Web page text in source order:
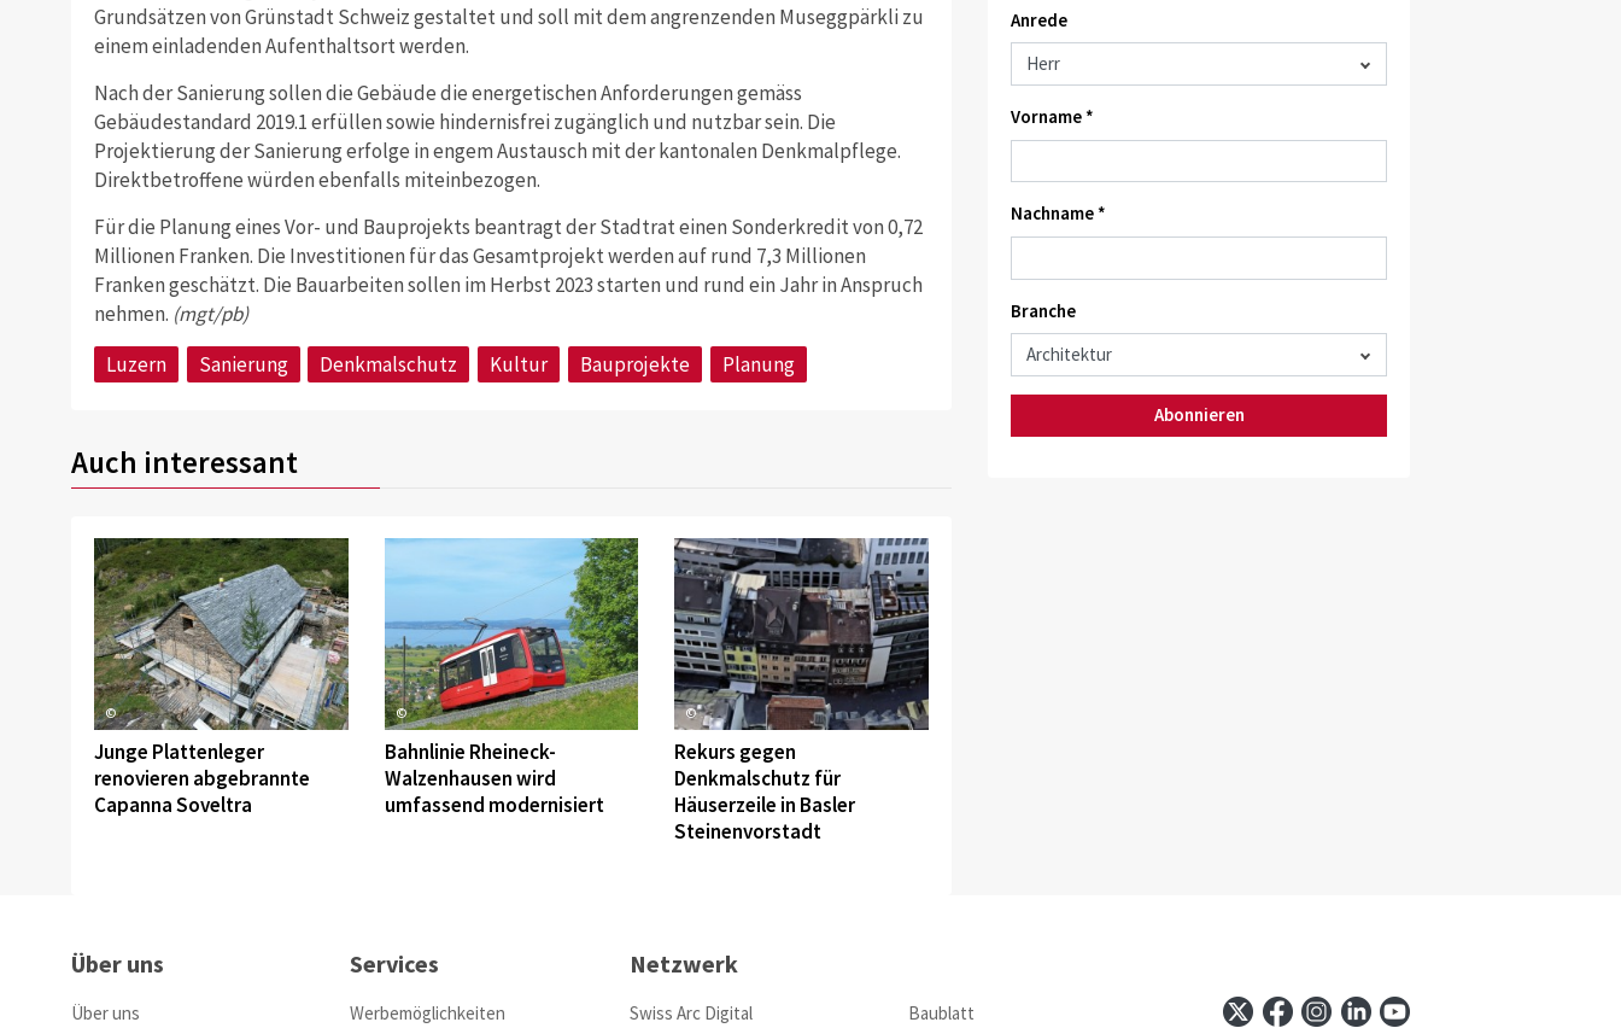
Grundsätzen von Grünstadt Schweiz gestaltet und soll mit dem angrenzenden Museggpärkli zu
einem einladenden Aufenthaltsort werden.
Nach der Sanierung sollen die Gebäude die energetischen Anforderungen gemäss
Gebäudestandard 2019.1 erfüllen sowie hindernisfrei zugänglich und nutzbar sein. Die
Projektierung der Sanierung erfolge in engem Austausch mit der kantonalen Denkmalpflege.
Direktbetroffene würden ebenfalls miteinbezogen.
Für die Planung eines Vor- und Bauprojekts beantragt der Stadtrat einen Sonderkredit von 0,72
Millionen Franken. Die Investitionen für das Gesamtprojekt werden auf rund 7,3 Millionen
Franken geschätzt. Die Bauarbeiten sollen im Herbst 2023 starten und rund ein Jahr in Anspruch
nehmen. (mgt/pb)
Luzern
Sanierung Denkmalschutz Kultur Bauprojekte Planung
Auch interessant
©
Junge Plattenleger
renovieren abgebrannte
Capanna Soveltra
©
Bahnlinie Rheineck-
Walzenhausen wird
umfassend modernisiert
©
Rekurs gegen
Denkmalschutz für
Häuserzeile in Basler
Steinenvorstadt
Anrede
Vorname *
Nachname *
Branche
Abonnieren
Über uns
Über uns
Services
Werbemöglichkeiten
Netzwerk
Swiss Arc Digital Baublatt